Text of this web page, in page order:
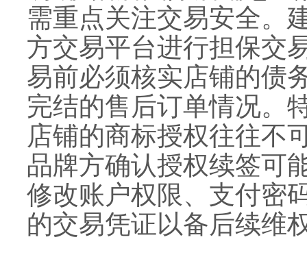
需重点关注交易安全。
方交易平台进行担保交
易前必须核实店铺的债
完结的售后订单情况。
店铺的商标授权往往不
品牌方确认授权续签可
修改账户权限、支付密
的交易凭证以备后续维